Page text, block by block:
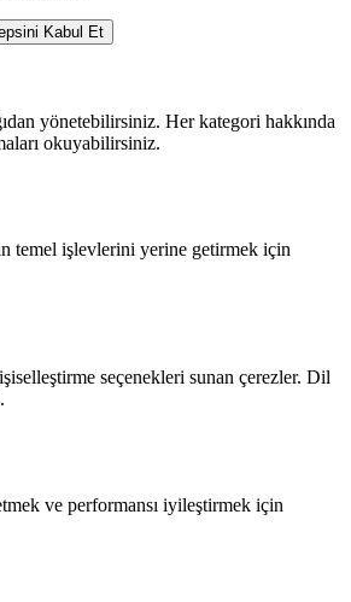
Kabul Et
yönetebilirsiniz. Her kategori hakkında
okuyabilirsiniz.
temel işlevlerini yerine getirmek için
seçenekleri sunan çerezler. Dil
ve performansı iyileştirmek için